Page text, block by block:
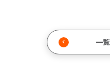
一